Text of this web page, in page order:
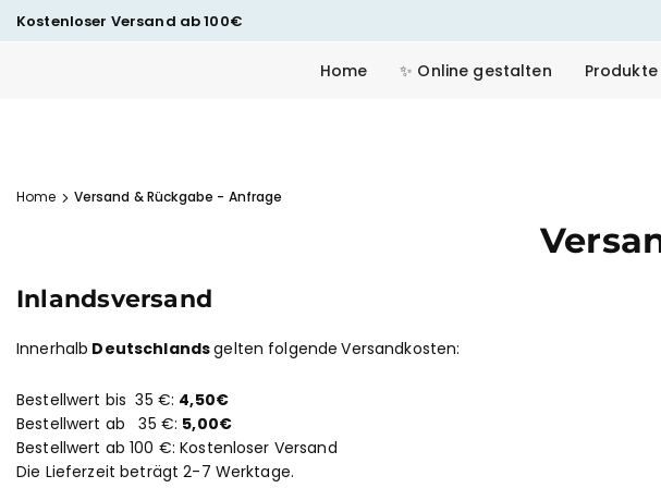
ZumKostenloser Versand ab 100€
Home ✨ Online gestalten Produkte
Home Versand & Rückgabe - Anfrage
Inlandsversand
Innerhalb Deutschlandsgelten folgende Versandkosten:
Bestellwert bis 35 €: 4,50€
Bestellwert ab 35 €: 5,00€
Bestellwert ab 100 €: Kostenloser Versand
Die Lieferzeit beträgt 2-7 Werktage.